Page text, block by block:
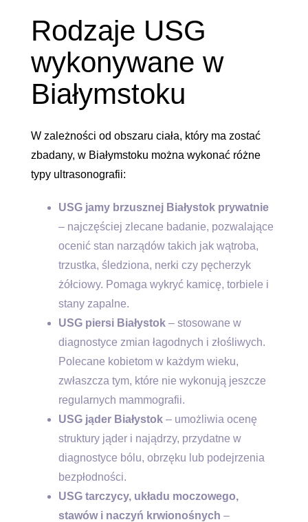
Rodzaje USG
wykonywane w
Białymstoku
W zależności od obszaru ciała, który ma zostać
zbadany, w Białymstoku można wykonać różne
typy ultrasonografii:
USG jamy brzusznej Białystok prywatnie
– najczęściej zlecane badanie, pozwalające
ocenić stan narządów takich jak wątroba,
trzustka, śledziona, nerki czy pęcherzyk
żółciowy. Pomaga wykryć kamicę, torbiele i
stany zapalne.
USG piersi Białystok – stosowane w
diagnostyce zmian łagodnych i złośliwych.
Polecane kobietom w każdym wieku,
zwłaszcza tym, które nie wykonują jeszcze
regularnych mammografii.
USG jąder Białystok – umożliwia ocenę
struktury jąder i najądrzy, przydatne w
diagnostyce bólu, obrzęku lub podejrzenia
bezpłodności.
USG tarczycy, układu moczowego,
stawów i naczyń krwionośnych –